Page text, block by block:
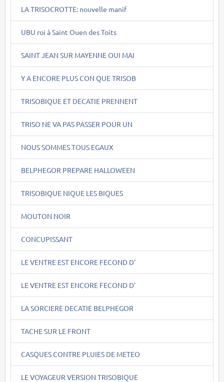
LA TRISOCROTTE: nouvelle manif
UBU roi à Saint Ouen des Toits
SAINT JEAN SUR MAYENNE OUI MAI
Y A ENCORE PLUS CON QUE TRISOB
TRISOBIQUE ET DECATIE PRENNENT
TRISO NE VA PAS PASSER POUR UN
NOUS SOMMES TOUS EGAUX
BELPHEGOR PREPARE HALLOWEEN
TRISOBIQUE NIQUE LES BIQUES
MOUTON NOIR
CONCUPISSANT
LE VENTRE EST ENCORE FECOND D'
LE VENTRE EST ENCORE FECOND D'
LA SORCIERE DECATIE BELPHEGOR
TACHE SUR LE FRONT
CASQUES CONTRE PLUIES DE METEO
LE VOYAGEUR VERSION TRISOBIQUE